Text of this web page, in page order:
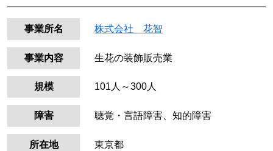
事業所名 株式会社 花智
事業内容 生花の装飾販売業
規模 101人～300人
障害 聴覚・言語障害、知的障害
所在地 東京都